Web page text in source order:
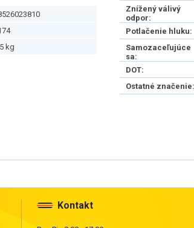
kg
Znížený válivý
odpor:
Potlačenie hluku:
Samozaceľujúce
sa:
DOT:
Ostatné značenie:
Kontakt